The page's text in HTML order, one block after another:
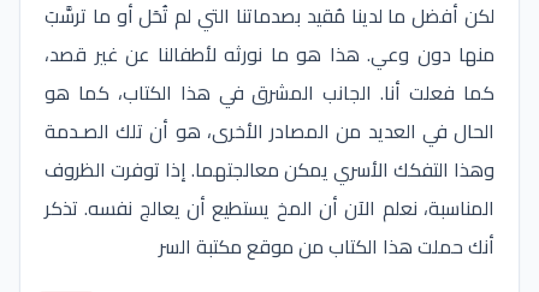
لكن أفضل ما لدينا مُقيد بصدماتنا التي لم تُحَل أو ما ترسَّبَ
منها دون وعي. هذا هو ما نورثه لأطفالنا عن غير قصد،
كما فعلت أنا. الجانب المشرق في هذا الكتاب، كما هو
الحال في العديد من المصادر الأخرى، هو أن تلك الصـدمة
وهذا التفكك الأسري يمكن معالجتهما. إذا توفرت الظروف
المناسبة، نعلم الآن أن المخ يستطيع أن يعالج نفسه. تذكر
أنك حملت هذا الكتاب من موقع مكتبة السر